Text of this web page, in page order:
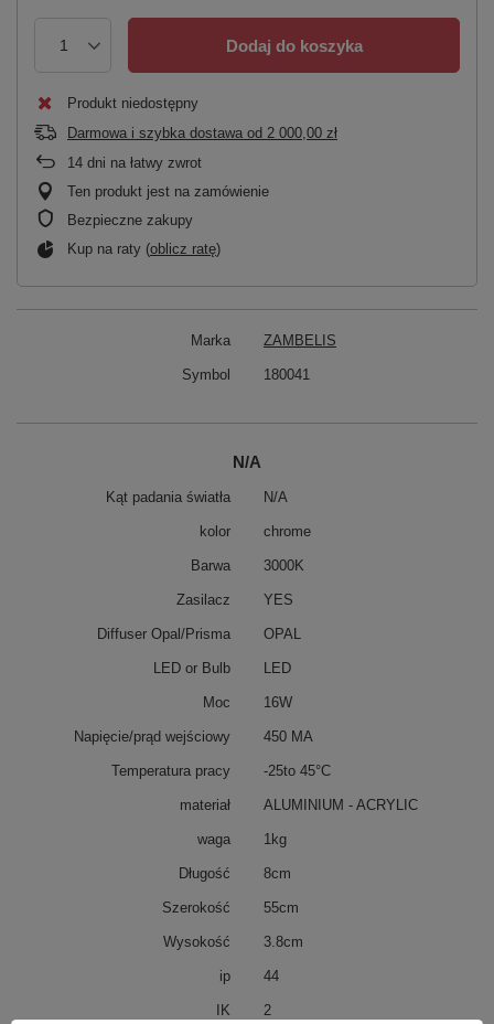
Dodaj do koszyka
Produkt niedostępny
Darmowa i szybka dostawa od 2 000,00 zł
14 dni na łatwy zwrot
Ten produkt jest na zamówienie
Bezpieczne zakupy
Kup na raty (oblicz ratę)
Marka ZAMBELIS
Symbol 180041
N/A
Kąt padania światła N/A
kolor chrome
Barwa 3000K
Zasilacz YES
Diffuser Opal/Prisma OPAL
LED or Bulb LED
Moc 16W
Napięcie/prąd wejściowy 450 MA
Temperatura pracy -25to 45°C
materiał ALUMINIUM - ACRYLIC
waga 1kg
Długość 8cm
Szerokość 55cm
Wysokość 3.8cm
ip 44
IK 2